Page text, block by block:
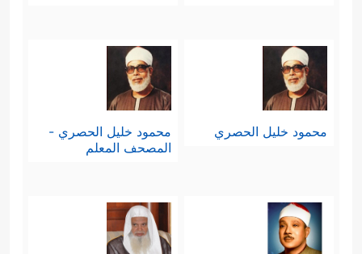
محمود خليل الحصري
محمود خليل الحصري -
المصحف المعلم